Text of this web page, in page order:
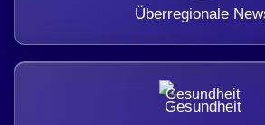
Überregionale
Gesundheit